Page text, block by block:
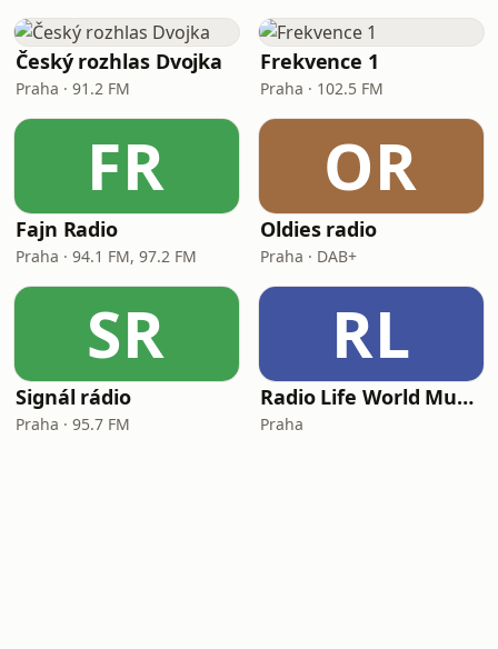
Český rozhlas Dvojka
Praha · 91.2 FM
Frekvence 1
Praha · 102.5 FM
FR
Fajn Radio
Praha · 94.1 FM, 97.2 FM
OR
Oldies radio
Praha · DAB+
SR
Signál rádio
Praha · 95.7 FM
RL
Radio Life World Music Station
Praha